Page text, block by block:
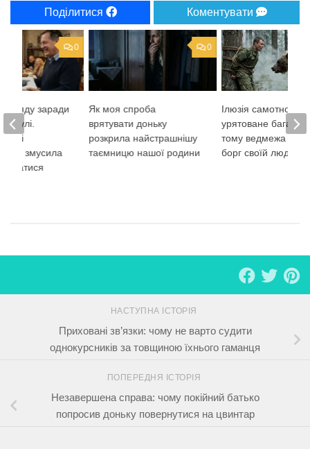
Поділитися Коментувати
0
Як моя спроба
врятувати доньку
розкрила найстрашнішу
таємницю нашої родини
Ілюзія самотності:
урятоване багато
тому ведмежа
борг своїй людині
0
заради
дні
що змусила
НАСТУПНА ІСТОРІЯ
Приховані зв’язки: чому не варто судити
однокурсників за товщиною їхнього гаманця
ПОПЕРЕДНЯ ІСТОРІЯ
Незавершена справа: чому покійний батько
попросив доньку повернутися на цвинтар